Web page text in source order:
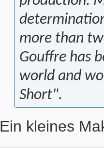
more than
Gouffre has
world and
Short".
Ein kleines